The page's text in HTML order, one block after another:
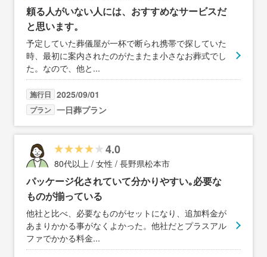
頼る人がいない人には、おすすめなサービスだ
と思います。
予定していた葬儀屋が一杯で断られ携帯で探していた
時、最初に案内されたのがたまたま小さなお葬式でし
た。なので、他と ...
施行日 2025/09/01
プラン 一日葬プラン
4.0
80代以上 / 女性 / 長野県松本市
パッケージ化されていて分かりやすい｡必要な
ものが揃っている
他社と比べ、必要なものがセットになり、追加料金が
あまりかかる事がなくよかった。他社だとプラスアル
ファでかかる料金...